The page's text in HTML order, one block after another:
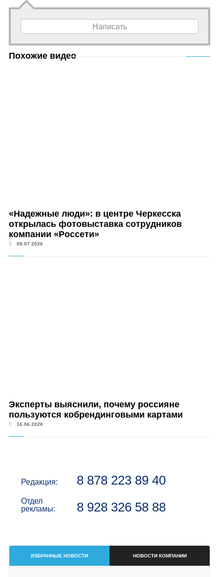
Написать
Похожие видео
«Надежные люди»: в центре Черкесска
открылась фотовыставка сотрудников
компании «Россети»
08.07.2026
Эксперты выяснили, почему россияне
пользуются кобрендинговыми картами
16.06.2026
Редакция: 8 878 223 89 40
Отдел
рекламы:
8 928 326 58 88
ИЗБРАННЫЕ НОВОСТИ НОВОСТИ КОМПАНИИ